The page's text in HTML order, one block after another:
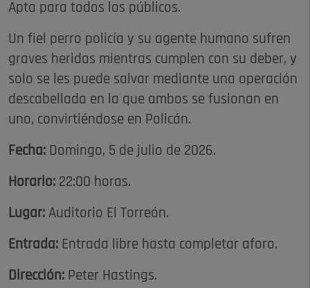
Apta para todos los públicos.
Un fiel perro policía y su agente humano sufren
graves heridas mientras cumplen con su deber, y
solo se les puede salvar mediante una operación
descabellada en la que ambos se fusionan en
uno, convirtiéndose en Policán.
Fecha: Domingo, 5 de julio de 2026.
Horario: 22:00 horas.
Lugar: Auditorio El Torreón.
Entrada: Entrada libre hasta completar aforo.
Dirección: Peter Hastings.